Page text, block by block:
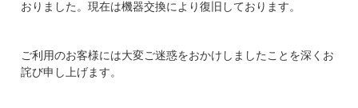
おりました。現在は機器交換により復旧しております。
ご利用のお客様には大変ご迷惑をおかけしましたことを深くお
詫び申し上げます。